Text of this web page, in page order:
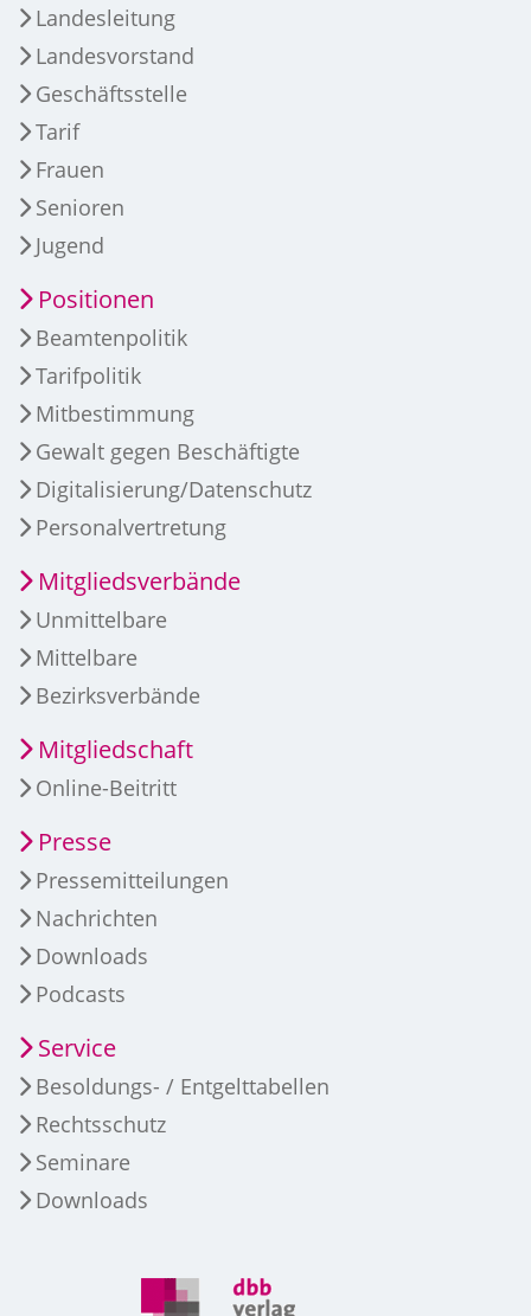
Landesleitung
Landesvorstand
Geschäftsstelle
Tarif
Frauen
Senioren
Jugend
Positionen
Beamtenpolitik
Tarifpolitik
Mitbestimmung
Gewalt gegen Beschäftigte
Digitalisierung/Datenschutz
Personalvertretung
Mitgliedsverbände
Unmittelbare
Mittelbare
Bezirksverbände
Mitgliedschaft
Online-Beitritt
Presse
Pressemitteilungen
Nachrichten
Downloads
Podcasts
Service
Besoldungs- / Entgelttabellen
Rechtsschutz
Seminare
Downloads